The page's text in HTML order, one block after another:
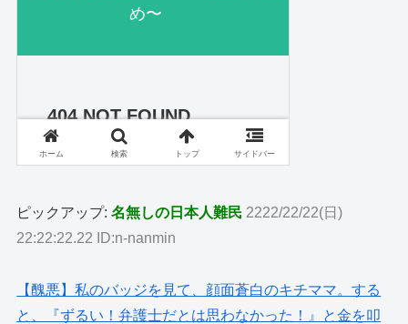
ピックアップ:名無しの日本人難民 2222/22/22(日)
22:22:22.22 ID:n-nanmin
【醜悪】私のバッジを見て、顔面蒼白のキチママ。する
と、『ずるい！弁護士だとは思わなかった！』と金を叩